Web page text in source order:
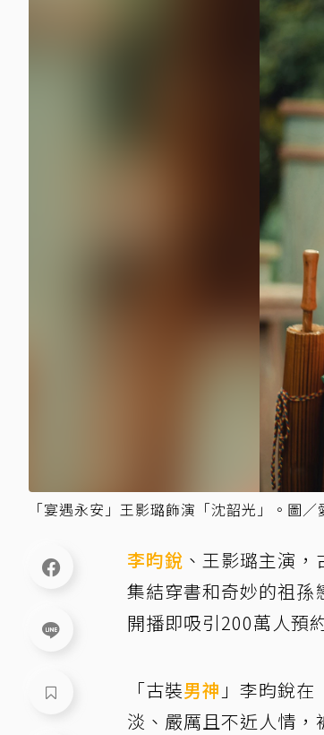
「宴遇永安」王影璐飾演「沈韶光」。圖
李昀銳 、王影璐主演
集結穿書和奇妙的祖
開播即吸引200萬人預
「古裝男神 」李昀銳
淡、嚴厲且不近人情